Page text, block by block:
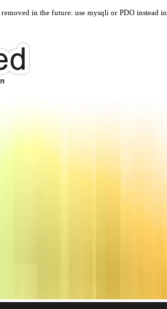
in the future: use mysqli or PDO instead in